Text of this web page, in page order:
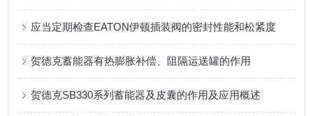
应当定期检查EATON伊顿插装阀的密封性能和松紧度
贺德克蓄能器有热膨胀补偿、阻隔运送罐的作用
贺德克SB330系列蓄能器及皮囊的作用及应用概述